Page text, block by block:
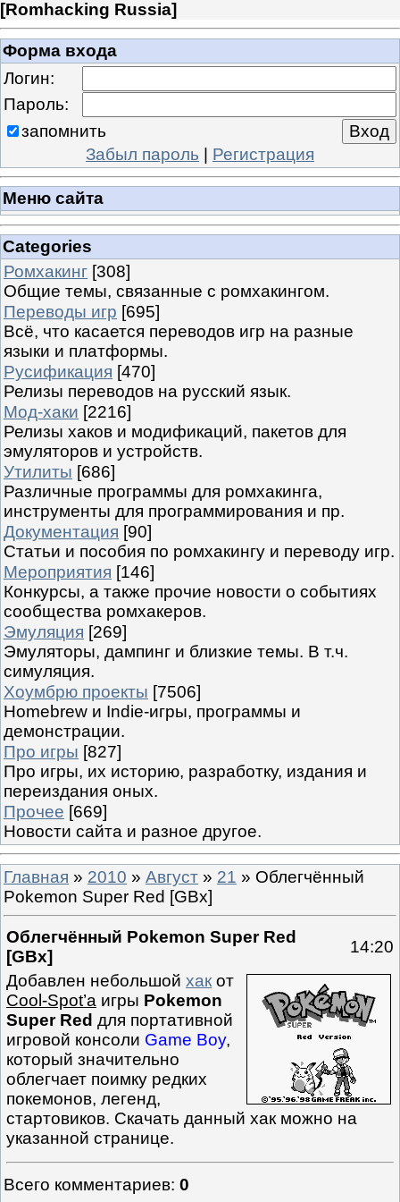
[Romhacking Russia]
Форма входа
Логин:
Пароль:
запомнить
Забыл пароль | Регистрация
Меню сайта
Categories
Ромхакинг [308]
Общие темы, связанные с ромхакингом.
Переводы игр [695]
Всё, что касается переводов игр на разные
языки и платформы.
Русификация [470]
Релизы переводов на русский язык.
Мод-хаки [2216]
Релизы хаков и модификаций, пакетов для
эмуляторов и устройств.
Утилиты [686]
Различные программы для ромхакинга,
инструменты для программирования и пр.
Документация [90]
Статьи и пособия по ромхакингу и переводу игр.
Мероприятия [146]
Конкурсы, а также прочие новости о событиях
сообщества ромхакеров.
Эмуляция [269]
Эмуляторы, дампинг и близкие темы. В т.ч.
симуляция.
Хоумбрю проекты [7506]
Homebrew и Indie-игры, программы и
демонстрации.
Про игры [827]
Про игры, их историю, разработку, издания и
переиздания оных.
Прочее [669]
Новости сайта и разное другое.
Главная » 2010 » Август » 21 » Облегчённый
Pokemon Super Red [GBx]
Облегчённый Pokemon Super Red
[GBx]
14:20
Добавлен небольшой хакот
Cool-Spot’а игры Pokemon
Super Red для портативной
игровой консоли Game Boy,
который значительно
облегчает поимку редких
покемонов, легенд,
стартовиков. Скачать данный хак можно на
указанной странице.
Всего комментариев: 0